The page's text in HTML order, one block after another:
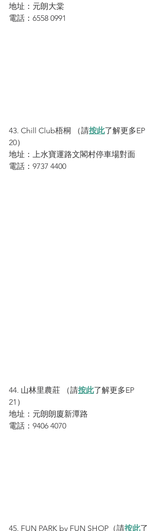
地址：元朗大棠
電話：6558 0991
43. Chill Club梧桐 （請按此了解更多EP
20）
地址：上水寶運路文閣村停車場對面
電話：9737 4400
44. 山林里農莊 （請按此了解更多EP
21）
地址：元朗朗廈新潭路
電話：9406 4070
45. FUN PARK by FUN SHOP（請按此了